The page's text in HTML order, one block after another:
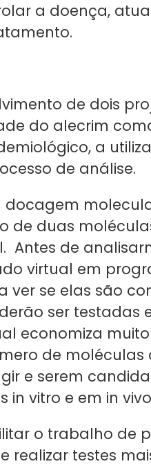
a doença,
de dois
do alecrim
a
de análise.
docagem
de duas
Antes de
virtual em
ver se elas são
ser testadas
economiza
de moléculas
e serem
vitro e em in
o trabalho de
realizar testes